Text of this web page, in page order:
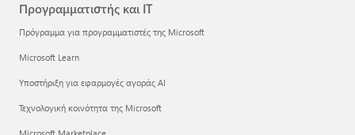
Προγραμματιστής και IT
Πρόγραμμα για προγραμματιστές της Microsoft
Microsoft Learn
Υποστήριξη για εφαρμογές αγοράς AI
Τεχνολογική κοινότητα της Microsoft